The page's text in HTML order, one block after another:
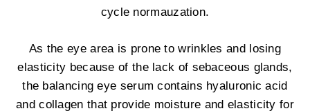
cycle normauzation.
As the eye area is prone to wrinkles and losing
elasticity because of the lack of sebaceous glands,
the balancing eye serum contains hyaluronic acid
and collagen that provide moisture and elasticity for